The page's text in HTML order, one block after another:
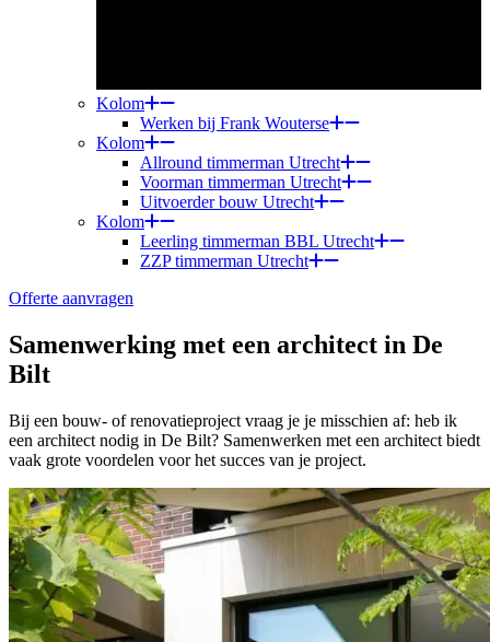
Kolom
Werken bij Frank Wouterse
Kolom
Allround timmerman Utrecht
Voorman timmerman Utrecht
Uitvoerder bouw Utrecht
Kolom
Leerling timmerman BBL Utrecht
ZZP timmerman Utrecht
Offerte aanvragen
Samenwerking met een architect in De
Bilt
Bij een bouw- of renovatieproject vraag je je misschien af: heb ik
een architect nodig in De Bilt? Samenwerken met een architect biedt
vaak grote voordelen voor het succes van je project.